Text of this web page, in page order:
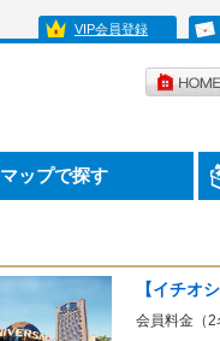
VIP会員登録
マップで探す
会員料金（2